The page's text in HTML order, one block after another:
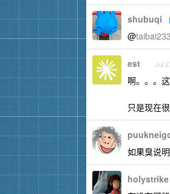
shubuqi
@taibai233
est Jul
啊。。。
只是现在
如果臭说
holystrike